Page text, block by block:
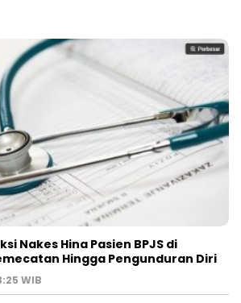
Nakes Hina Pasien BPJS di
Hingga Pengunduran Diri
WIB